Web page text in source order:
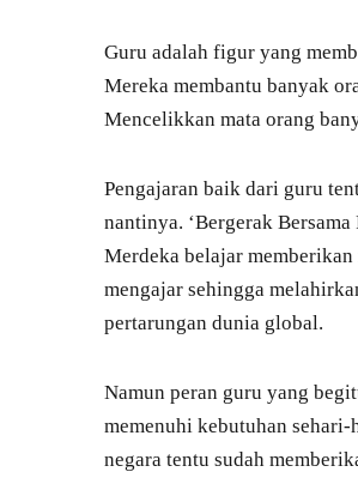
Guru adalah figur yang
Mereka membantu banyak
Mencelikkan mata orang
Pengajaran baik dari guru
nantinya. ‘Bergerak
Merdeka belajar
mengajar sehingga
pertarungan dunia global.
Namun peran guru yang
memenuhi kebutuhan sehari-
negara tentu sudah